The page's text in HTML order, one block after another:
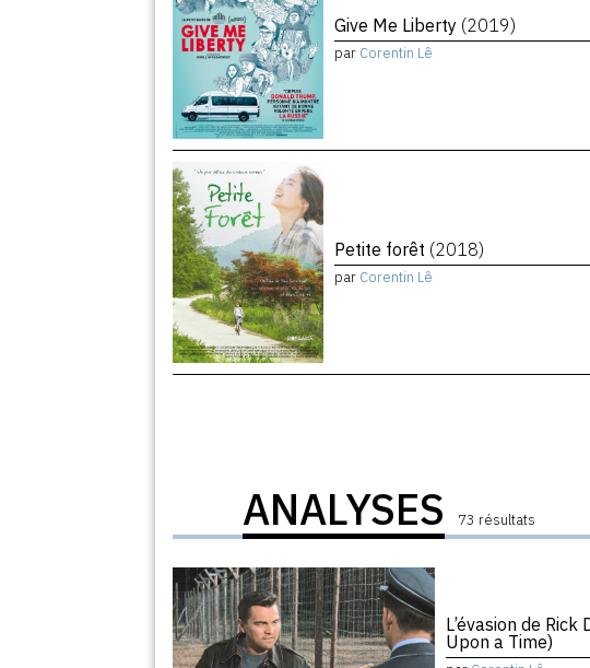
Give Me Liberty (2019)
par Corentin Lê
Petite forêt (2018)
par Corentin Lê
ANALYSES 73 résultats
L’évasion de Rick
Upon a Time)